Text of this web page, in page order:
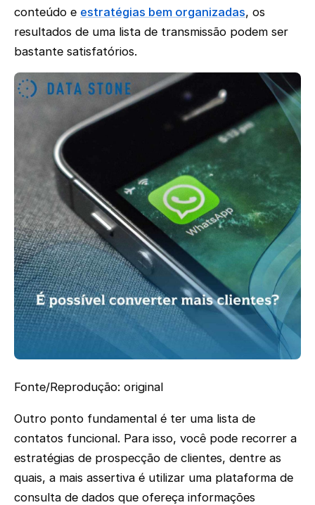
conteúdo e estratégias bem organizadas, os
resultados de uma lista de transmissão podem ser
bastante satisfatórios.
Fonte/Reprodução: original
Outro ponto fundamental é ter uma lista de
contatos funcional. Para isso, você pode recorrer a
estratégias de prospecção de clientes, dentre as
quais, a mais assertiva é utilizar uma plataforma de
consulta de dados que ofereça informações